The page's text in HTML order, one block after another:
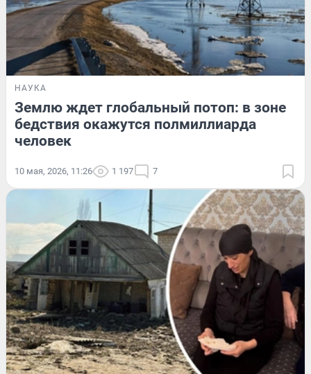
НАУКА
Землю ждет глобальный потоп: в зоне
бедствия окажутся полмиллиарда
человек
10 мая, 2026, 11:26 1 197 7